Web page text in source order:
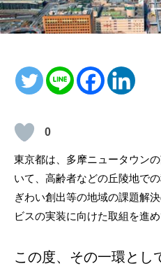
0
東京都は、多摩ニュータウン
いて、高齢者などの丘陵地で
ぎわい創出等の地域の課題解
ビスの実装に向けた取組を進め
この度、その一環とし